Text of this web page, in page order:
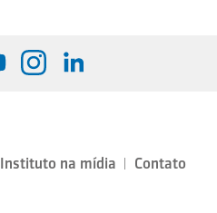
Instituto na mídia
Contato